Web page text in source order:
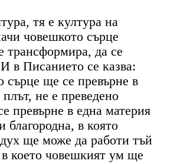
тя е култура на
човешкото сърце
трансформира, да се
в Писанието се казва:
сърце ще се превърне в
не е преведено
превърне в една материя
благородна, в която
ще може да работи тъй
което човешкият ум ще